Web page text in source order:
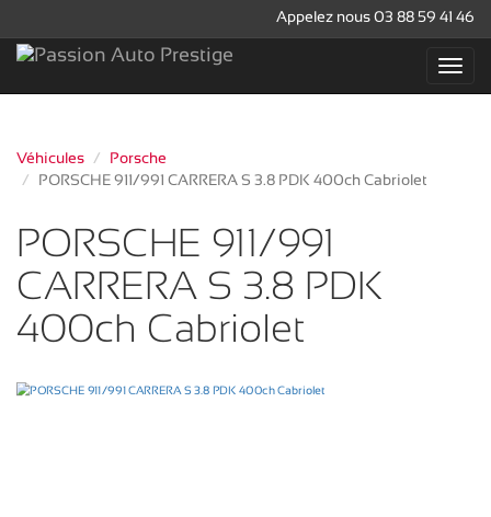
Appelez nous 03 88 59 41 46
Véhicules
Porsche
PORSCHE 911/991 CARRERA S 3.8 PDK 400ch Cabriolet
PORSCHE 911/991
CARRERA S 3.8 PDK
400ch Cabriolet